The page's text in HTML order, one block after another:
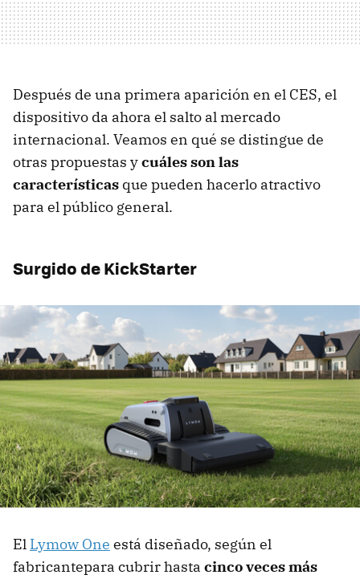
Después de una primera aparición en el CES, el
dispositivo da ahora el salto al mercado
internacional. Veamos en qué se distingue de
otras propuestas ycuáles son las
características que pueden hacerlo atractivo
para el público general.
Surgido de KickStarter
El Lymow One está diseñado, según el
fabricantepara cubrir hasta cinco veces más